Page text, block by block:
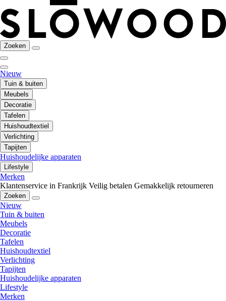
Zoeken
Nieuw
Tuin & buiten
Meubels
Decoratie
Tafelen
Huishoudtextiel
Verlichting
Tapijten
Huishoudelijke apparaten
Lifestyle
Merken
Klantenservice in Frankrijk Veilig betalen Gemakkelijk retourneren
Zoeken
Nieuw
Tuin & buiten
Meubels
Decoratie
Tafelen
Huishoudtextiel
Verlichting
Tapijten
Huishoudelijke apparaten
Lifestyle
Merken